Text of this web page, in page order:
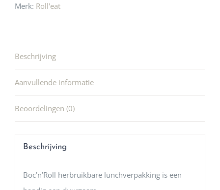
Merk: Roll'eat
Beschrijving
Aanvullende informatie
Beoordelingen (0)
Beschrijving
Boc’n’Roll herbruikbare lunchverpakking is een